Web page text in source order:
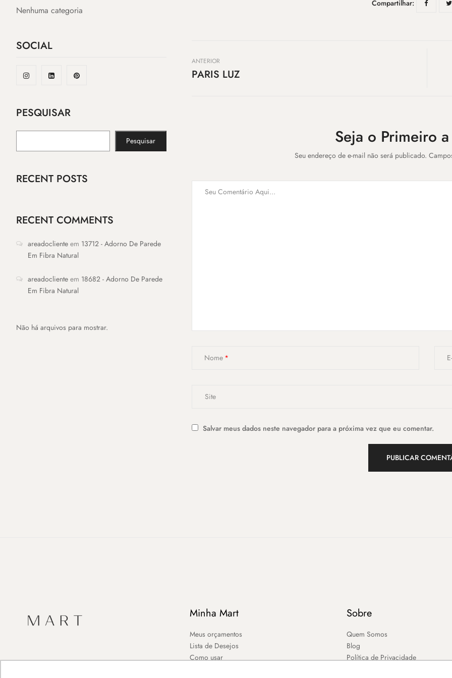
Nenhuma categoria
SOCIAL
PESQUISAR
Pesquisar
RECENT POSTS
RECENT COMMENTS
areadocliente em 13712 - Adorno De Parede
Em Fibra Natural
areadocliente em 18682 - Adorno De Parede
Em Fibra Natural
Não há arquivos para mostrar.
Compartilhar:
ANTERIOR
PARIS LUZ
Seja o Primeiro
Seu endereço de e-mail não será publicado.
Nome
Salvar meus dados neste navegador para a próxima vez que eu comentar.
Minha Mart
Meus orçamentos
Lista de Desejos
Como usar
Sobre
Quem Somos
Blog
Política de Privacidade